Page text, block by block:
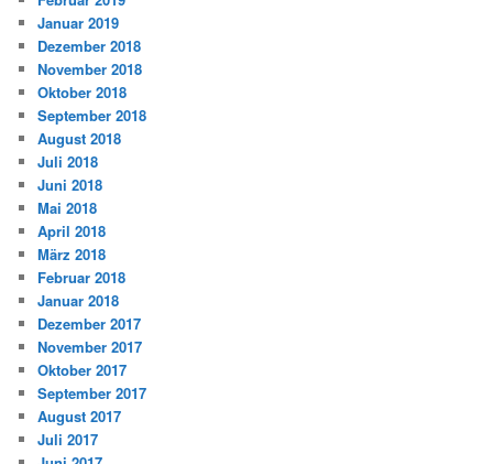
Januar 2019
Dezember 2018
November 2018
Oktober 2018
September 2018
August 2018
Juli 2018
Juni 2018
Mai 2018
April 2018
März 2018
Februar 2018
Januar 2018
Dezember 2017
November 2017
Oktober 2017
September 2017
August 2017
Juli 2017